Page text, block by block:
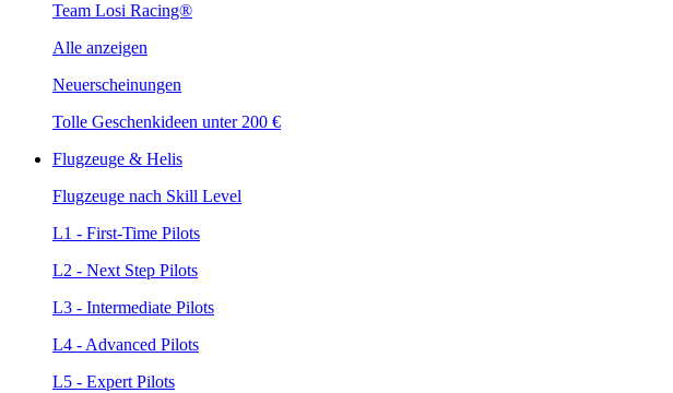
Team Losi Racing®
Alle anzeigen
Neuerscheinungen
Tolle Geschenkideen unter 200 €
Flugzeuge & Helis
Flugzeuge nach Skill Level
L1 - First-Time Pilots
L2 - Next Step Pilots
L3 - Intermediate Pilots
L4 - Advanced Pilots
L5 - Expert Pilots